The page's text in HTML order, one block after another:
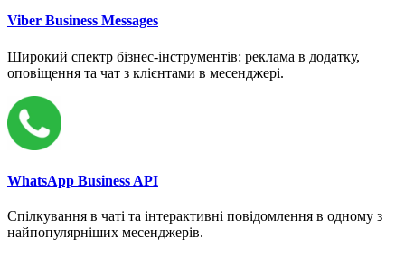
Viber Business Messages
Широкий спектр бізнес-інструментів: реклама в додатку,
оповіщення та чат з клієнтами в месенджері.
WhatsApp Business API
Спілкування в чаті та інтерактивні повідомлення в одному з
найпопулярніших месенджерів.